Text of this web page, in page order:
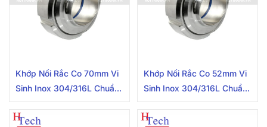
Khớp Nối Rắc Co 70mm Vi
Sinh Inox 304/316L Chuẩn
Khớp Nối Rắc Co 52mm Vi
Sinh Inox 304/316L Chuẩn